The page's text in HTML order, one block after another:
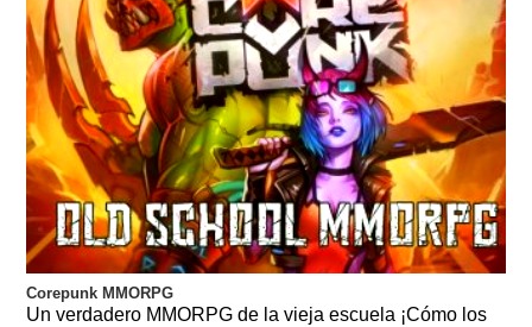
Corepunk MMORPG
Un verdadero MMORPG de la vieja escuela ¡Cómo los